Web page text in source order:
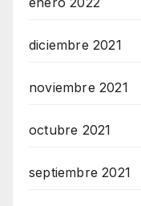
diciembre 2021
noviembre 2021
octubre 2021
septiembre 2021